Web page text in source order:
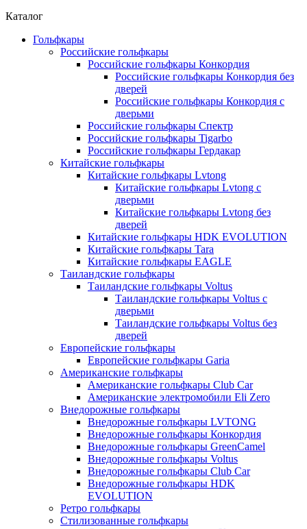
Каталог
Гольфкары
Российские гольфкары
Российские гольфкары Конкордия
Российские гольфкары Конкордия без
дверей
Российские гольфкары Конкордия с
дверьми
Российские гольфкары Спектр
Российские гольфкары Tigarbo
Российские гольфкары Гердакар
Китайские гольфкары
Китайские гольфкары Lvtong
Китайские гольфкары Lvtong с
дверьми
Китайские гольфкары Lvtong без
дверей
Китайские гольфкары HDK EVOLUTION
Китайские гольфкары Tara
Китайские гольфкары EAGLE
Таиландские гольфкары
Таиландские гольфкары Voltus
Таиландские гольфкары Voltus с
дверьми
Таиландские гольфкары Voltus без
дверей
Европейские гольфкары
Европейские гольфкары Garia
Американские гольфкары
Американские гольфкары Club Car
Американские электромобили Eli Zero
Внедорожные гольфкары
Внедорожные гольфкары LVTONG
Внедорожные гольфкары Конкордия
Внедорожные гольфкары GreenCamel
Внедорожные гольфкары Voltus
Внедорожные гольфкары Club Car
Внедорожные гольфкары HDK
EVOLUTION
Ретро гольфкары
Стилизованные гольфкары